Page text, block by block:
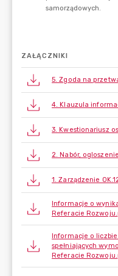
ZAŁĄCZNIKI
5. Zgoda na
4. Klauzula
3. Kwestionariusz
2. Nabór,
1. Zarządzenie
Informacje o
Referacie
Informacje o
spełniających
Referacie